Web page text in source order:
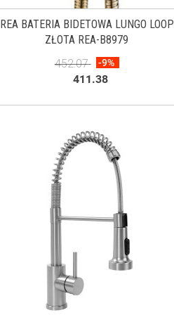
REA BATERIA BIDETOWA LUNGO LOOP
ZŁOTA REA-B8979
452.07
-9%
411.38